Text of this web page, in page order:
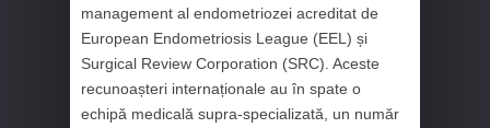
management al endometriozei acreditat de
European Endometriosis League (EEL) și
Surgical Review Corporation (SRC). Aceste
recunoașteri internaționale au în spate o
echipă medicală supra-specializată, un număr